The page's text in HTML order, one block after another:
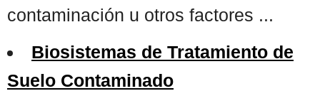
contaminación u otros factores ...
Biosistemas de Tratamiento de
Suelo Contaminado